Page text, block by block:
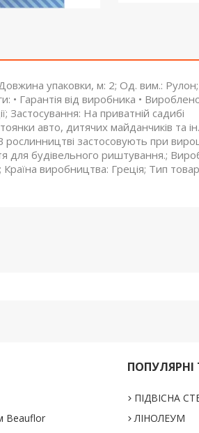
упаковки, м: 2; Од. вим.:
• Гарантія від виробника •
Застосування: На приватній садибі
авто, дитячих майданчиків та
застосовують при
для будівельного риштування.;
виробництва: Греція; Тип
Beauflor
ПОПУЛЯРНІ
ПІДВІСНА
ЛІНОЛЕУМ